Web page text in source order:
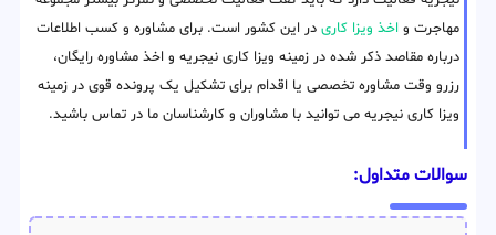
مهاجرت و اخذ ویزا کاری در این کشور است. برای مشاوره و کسب اطلاعات
درباره مقاصد ذکر شده در زمینه ویزا کاری نیجریه و اخذ مشاوره رایگان،
رزرو وقت مشاوره تخصصی یا اقدام برای تشکیل یک پرونده قوی در زمینه
ویزا کاری نیجریه می توانید با مشاوران و کارشناسان ما در تماس باشید.
سوالات متداول: